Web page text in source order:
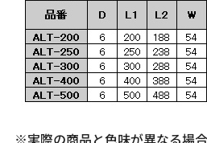
※実際の商品と色味が異なる場合